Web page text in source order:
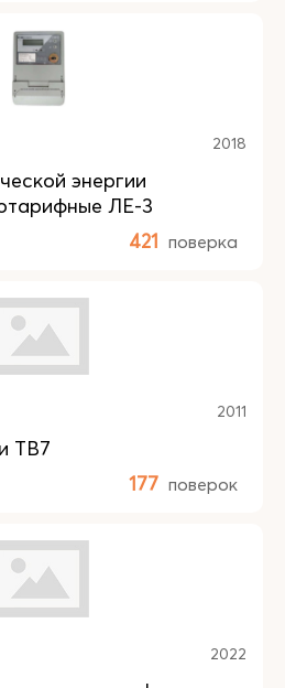
2018
энергии
ЛЕ-3
421 поверка
2011
ТВ7
177 поверок
2022